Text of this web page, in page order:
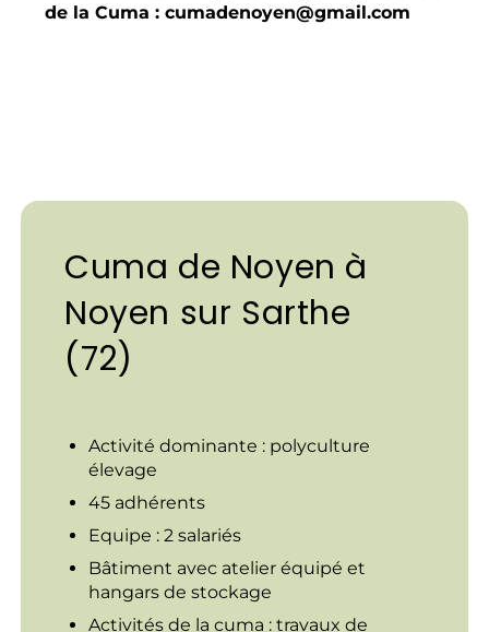
de la Cuma : cumadenoyen@gmail.com
Cuma de Noyen à
Noyen sur Sarthe
(72)
Activité dominante : polyculture
élevage
45 adhérents
Equipe : 2 salariés
Bâtiment avec atelier équipé et
hangars de stockage
Activités de la cuma : travaux de